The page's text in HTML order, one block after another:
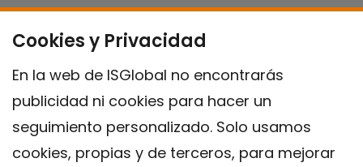
Cookies y Privacidad
En la web de ISGlobal no encontrarás
publicidad ni cookies para hacer un
seguimiento personalizado. Solo usamos
cookies, propias y de terceros, para mejorar